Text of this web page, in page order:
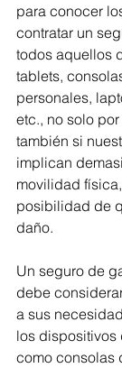
para conocer
contratar un
todos aquellos
tablets,
personales,
etc., no solo
también si
implican
movilidad
posibilidad de
daño.
Un seguro de
debe
a sus
los dispositivos
como consolas